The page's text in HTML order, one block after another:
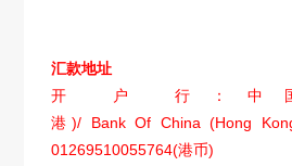
汇款地址
开 户 行：中
港)/ Bank Of China (Hong
01269510055764(港币)